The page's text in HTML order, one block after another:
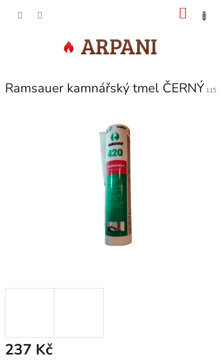
Ramsauer kamnářský tmel ČERNÝ 115
237 Kč